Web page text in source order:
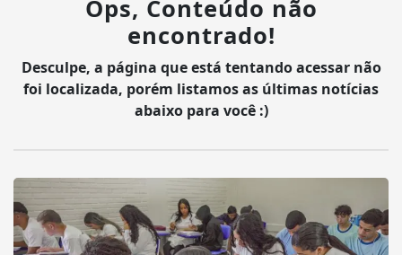
Ops, Conteúdo não
encontrado!
Desculpe, a página que está tentando acessar não
foi localizada, porém listamos as últimas notícias
abaixo para você :)